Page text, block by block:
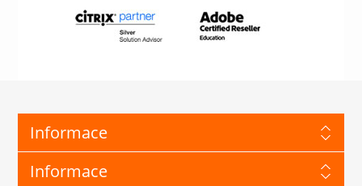
Informace
Informace